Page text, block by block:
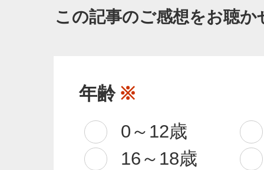
この記事のご感想をお聴か
年齢 ※
0～12歳
16～18歳